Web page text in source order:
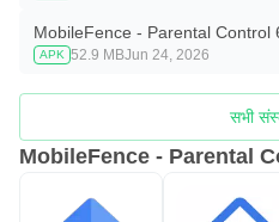
MobileFence - Parental Control
APK 52.9 MBJun 24, 2026
सभी
MobileFence - Parental